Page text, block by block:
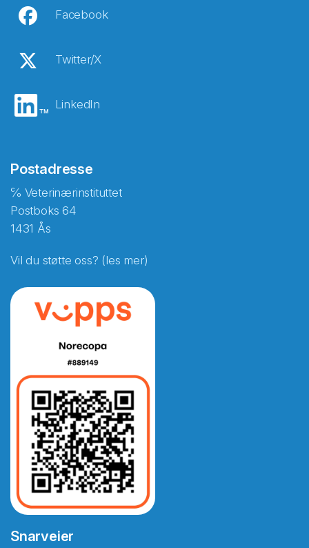
Facebook
Twitter/X
LinkedIn
Postadresse
℅ Veterinærinstituttet
Postboks 64
1431 Ås
Vil du støtte oss? (les mer)
Snarveier